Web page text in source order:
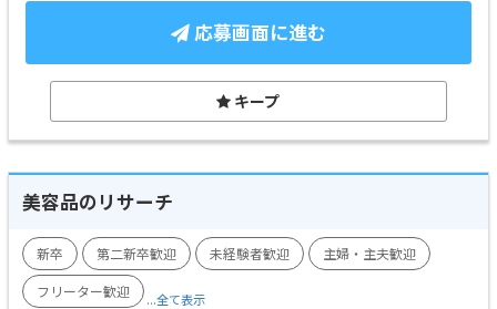
応募画面に進む
キープ
美容品のリサーチ
新卒 第二新卒歓迎 未経験者歓迎
主婦・主夫歓迎
フリーター歓迎
...全て表示